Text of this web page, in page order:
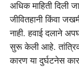
अधिक माहिती दिली
जीवितहानी किंवा
नाही. हवाई दलाने
सुरू केली आहे. तांत्रिक
कारण या दुर्घटनेस